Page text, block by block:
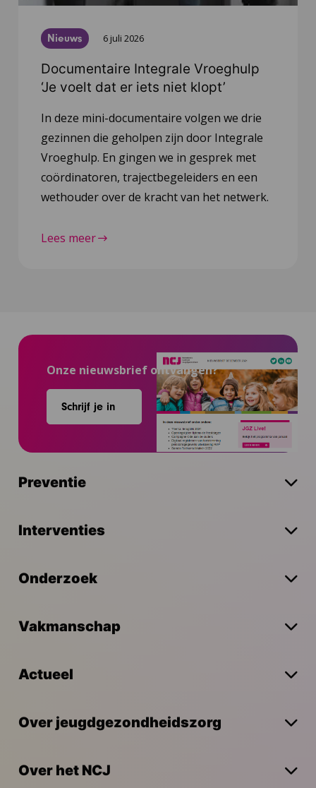
Nieuws 6 juli 2026
Documentaire Integrale Vroeghulp
‘Je voelt dat er iets niet klopt’
In deze mini-documentaire volgen we drie
gezinnen die geholpen zijn door Integrale
Vroeghulp. En gingen we in gesprek met
coördinatoren, trajectbegeleiders en een
wethouder over de kracht van het netwerk.
Lees meer
Onze nieuwsbrief ontvangen?
Schrijf je in
Preventie
Interventies
Onderzoek
Vakmanschap
Actueel
Over jeugdgezondheidszorg
Over het NCJ